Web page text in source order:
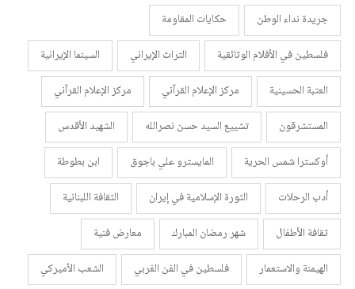
جريدة نداء الوطن
حكايات المقاومة
فلسطين في الأفلام الوثائقية
التراث الإيراني
السينما الإيرانية
العتبة الحسينية
مركز الإعلام القرآني
مركز الإعلام القرآني
المستشرقون
تشييع السيد حسن نصرالله
الشهيد الأقدس
أوكسترا شمس الحرية
المايسترو علي باجوق
ابن بطوطة
أدب الرحلات
الثورة الإسلامية في إيران
الثقافة اللبنانية
ثقافة الأطفال
شهر رمضان المبارك
معارض فنية
الهيمنة والاستعمار
فلسطين في الفن الغربي
الشعب الأميركي